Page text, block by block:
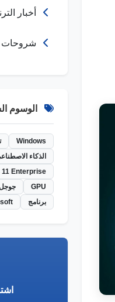
أخبار
شروحات
الوسوم
Windows
الذكاء
11 Enterprise
GPU
برنامج